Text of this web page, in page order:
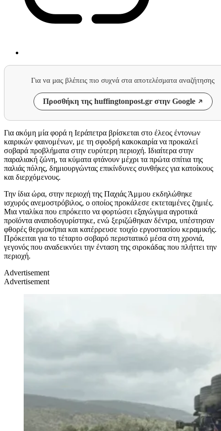
Για να μας βλέπεις πιο συχνά στα αποτελέσματα αναζήτησης
Προσθήκη της huffingtonpost.gr στην Google
Για ακόμη μία φορά η Ιεράπετρα βρίσκεται στο έλεος έντονων
καιρικών φαινομένων, με τη σφοδρή κακοκαιρία να προκαλεί
σοβαρά προβλήματα στην ευρύτερη περιοχή. Ιδιαίτερα στην
παραλιακή ζώνη, τα κύματα φτάνουν μέχρι τα πρώτα σπίτια της
παλιάς πόλης, δημιουργώντας επικίνδυνες συνθήκες για κατοίκους
και διερχόμενους.
Την ίδια ώρα, στην περιοχή της Παχιάς Άμμου εκδηλώθηκε
ισχυρός ανεμοστρόβιλος, ο οποίος προκάλεσε εκτεταμένες ζημιές.
Μια νταλίκα που επρόκειτο να φορτώσει εξαγώγιμα αγροτικά
προϊόντα αναποδογυρίστηκε, ενώ ξεριζώθηκαν δέντρα, υπέστησαν
φθορές θερμοκήπια και κατέρρευσε τοιχίο εργοστασίου κεραμικής.
Πρόκειται για το τέταρτο σοβαρό περιστατικό μέσα στη χρονιά,
γεγονός που αναδεικνύει την ένταση της σιροκάδας που πλήττει την
περιοχή.
Advertisement
Advertisement